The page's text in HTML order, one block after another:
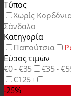
Τύπος
Χωρίς
Σάνδαλο
Κατηγορία
Παπούτσια
Εύρος τιμών
€0 - €35
€35 -
€125+
-25%